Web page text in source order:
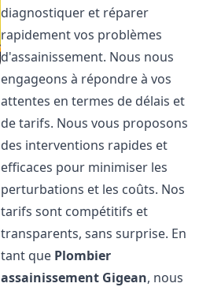
diagnostiquer et réparer
rapidement vos problèmes
d'assainissement. Nous nous
engageons à répondre à vos
attentes en termes de délais et
de tarifs. Nous vous proposons
des interventions rapides et
efficaces pour minimiser les
perturbations et les coûts. Nos
tarifs sont compétitifs et
transparents, sans surprise. En
tant que Plombier
assainissement Gigean, nous